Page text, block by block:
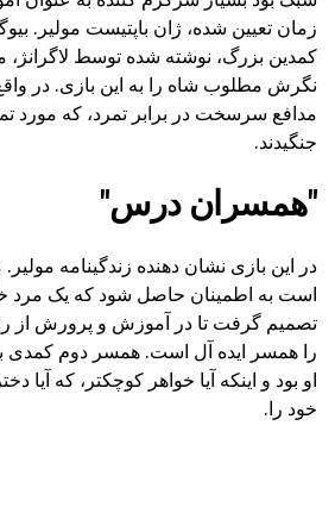
زمان تعیین شده، ژان باپتیست مولیر.
کمدین بزرگ، نوشته شده توسط لاگرانژ،
نگرش مطلوب شاه را به این بازی. در
مدافع سرسخت در برابر تمرد، که مورد
جنگیدند.
"همسران درس"
در این بازی نشان دهنده زندگینامه
است به اطمینان حاصل شود که یک مرد
تصمیم گرفت تا در آموزش و پرورش از
را همسر ایده آل است. همسر دوم کمدی
او بود و اینکه آیا خواهر کوچکتر، که آیا
خود را.